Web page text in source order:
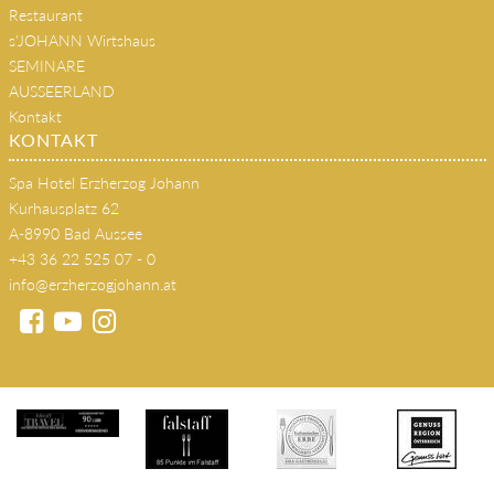
Restaurant
s'JOHANN Wirtshaus
SEMINARE
AUSSEERLAND
Kontakt
KONTAKT
Spa Hotel Erzherzog Johann
Kurhausplatz 62
A-8990 Bad Aussee
+43 36 22 525 07 - 0
info@erzherzogjohann.at